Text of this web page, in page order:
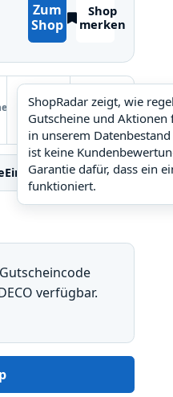
Zum
Shop
Shop
merken
ShopRadar
noch keine Daten
ShopRadar zeigt, wie
Gutscheine und Aktionen
in unserem
ist keine
Garantie dafür, dass ein
funktioniert.
Letzte
Gutscheinprüfung
Noch keine
Prüfung
EinlösenBedingungenFAQ
verfügbar.